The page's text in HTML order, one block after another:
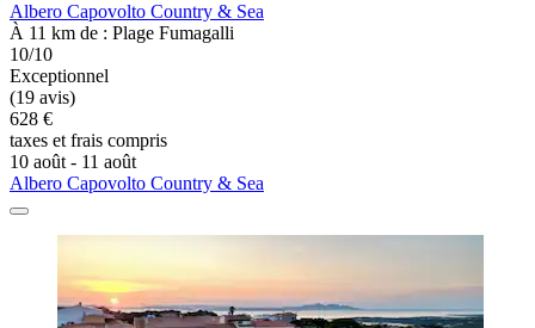
Albero Capovolto Country & Sea
À 11 km de : Plage Fumagalli
10/10
Exceptionnel
(19 avis)
628 €
taxes et frais compris
10 août - 11 août
Albero Capovolto Country & Sea